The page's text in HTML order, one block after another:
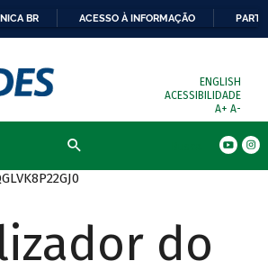
BR ACESSO À INFORMAÇÃO
ENGLISH
ACESSIBILIDADE
A+ A-
do